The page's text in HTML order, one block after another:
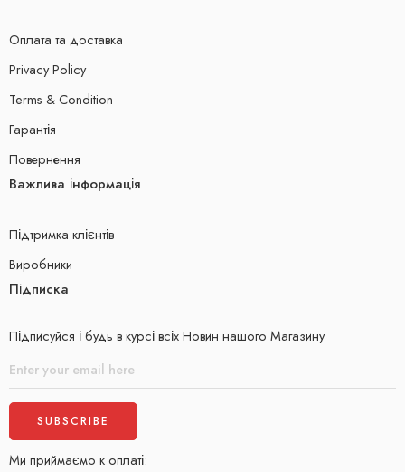
Оплата та доставка
Privacy Policy
Terms & Condition
Гарантія
Повернення
Важлива інформація
Підтримка клієнтів
Виробники
Підписка
Підписуйся і будь в курсі всіх Новин нашого Магазину
Ми приймаємо к оплаті: